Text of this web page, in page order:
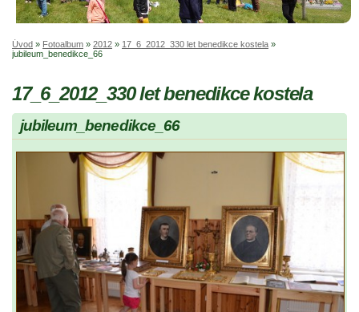
Úvod » Fotoalbum » 2012 » 17_6_2012_330 let benedikce kostela »
jubileum_benedikce_66
17_6_2012_330 let benedikce kostela
jubileum_benedikce_66